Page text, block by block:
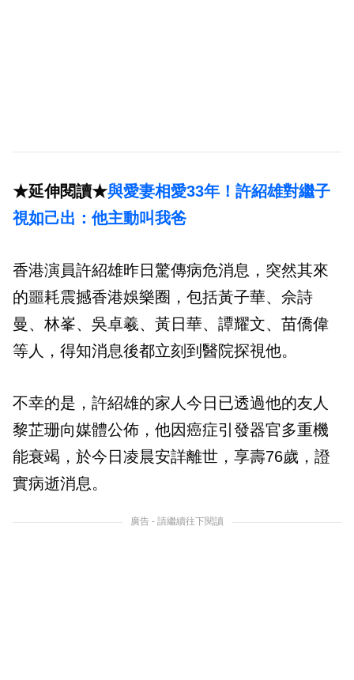
★延伸閱讀★與愛妻相愛33年！許紹雄對繼子
視如己出：他主動叫我爸
香港演員許紹雄昨日驚傳病危消息，突然其來
的噩耗震撼香港娛樂圈，包括黃子華、佘詩
曼、林峯、吳卓羲、黃日華、譚耀文、苗僑偉
等人，得知消息後都立刻到醫院探視他。
不幸的是，許紹雄的家人今日已透過他的友人
黎芷珊向媒體公佈，他因癌症引發器官多重機
能衰竭，於今日凌晨安詳離世，享壽76歲，證
實病逝消息。
廣告 - 請繼續往下閱讀